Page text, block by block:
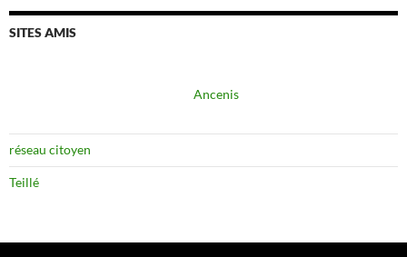
SITES AMIS
Ancenis
réseau citoyen
Teillé